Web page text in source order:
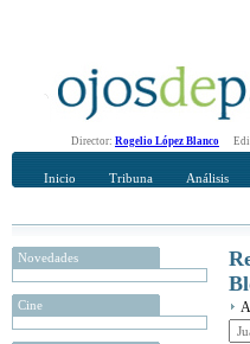
Director: Rogelio López Blanco
Inicio Tribuna Análisis
Novedades
Cine